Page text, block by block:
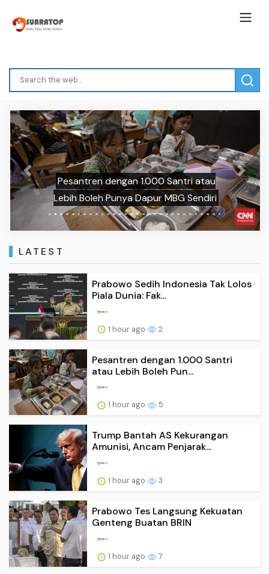
Pesantren dengan 1.000 Santri atau
Lebih Boleh Punya Dapur MBG Sendiri
Previous Next
LATEST
Prabowo Sedih Indonesia Tak Lolos
Piala Dunia: Fak...
1 hour ago 2
Pesantren dengan 1.000 Santri
atau Lebih Boleh Pun...
1 hour ago 5
Trump Bantah AS Kekurangan
Amunisi, Ancam Penjarak...
1 hour ago 3
Prabowo Tes Langsung Kekuatan
Genteng Buatan BRIN
1 hour ago 7